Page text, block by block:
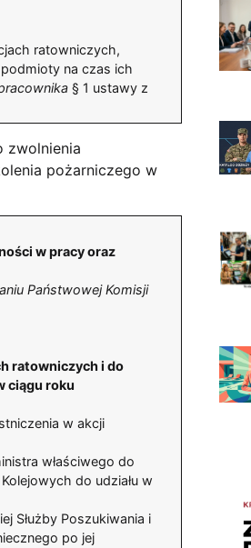
ratowniczych,
na czas ich
§ 1 ustawy z
zwolnienia
pożarniczego w
w pracy oraz
Państwowej Komisji
ratowniczych i do
ciągu roku
w akcji
właściwego do
do udziału w
Służby Poszukiwania i
po jej